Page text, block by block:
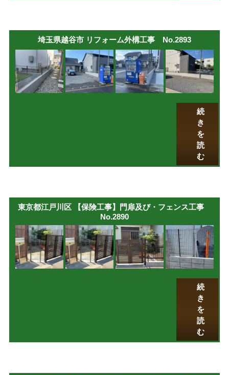
埼玉県越谷市 リフォーム外構工事 No.2893
続
き
を
読
む
東京都江戸川区 【保険工事】門扉及び・フェンス工事
No.2890
続
き
を
読
む